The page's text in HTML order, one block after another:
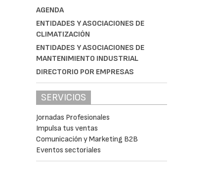
AGENDA
ENTIDADES Y ASOCIACIONES DE
CLIMATIZACIÓN
ENTIDADES Y ASOCIACIONES DE
MANTENIMIENTO INDUSTRIAL
DIRECTORIO POR EMPRESAS
SERVICIOS
Jornadas Profesionales
Impulsa tus ventas
Comunicación y Marketing B2B
Eventos sectoriales